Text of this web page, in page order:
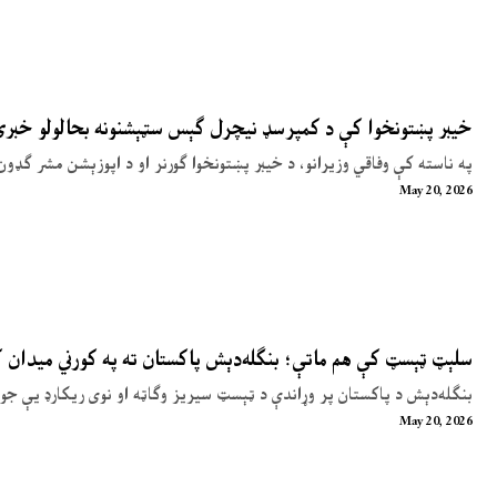
خیبر پښتونخوا کې د کمپرسډ نیچرل ګېس سټېشنونه بحالولو
په ناسته کې وفاقي وزیرانو، د خیبر پښتونخوا ګورنر او د اپوزېشن مشر
May 20, 2026
سلېټ ټېسټ کې هم ماتې؛ بنګله‌دېش پاکستان ته په کورني
بنګله‌دېش د پاکستان پر وړاندې د ټېسټ سیریز وګاټه او نوی ریکارډ یې
May 20, 2026